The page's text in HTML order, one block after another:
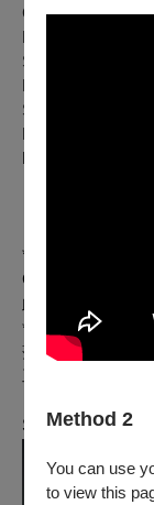
Method 2
You can use
to view this
Coppelia
Le Corsaire
Satanella
Le Esmerada
Swan Lake-Pas
Don Quixote
La Bayadère
*特別感謝「美國
Company」 慷慨
此致上最誠摯的謝
*節目總長約80分
落大幕，觀眾可
工作。
Sooji Yim -